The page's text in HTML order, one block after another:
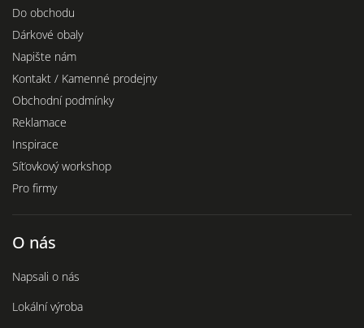
Do obchodu
Dárkové obaly
Napište nám
Kontakt / Kamenné prodejny
Obchodní podmínky
Reklamace
Inspirace
Síťovkový workshop
Pro firmy
O nás
Napsali o nás
Lokální výroba